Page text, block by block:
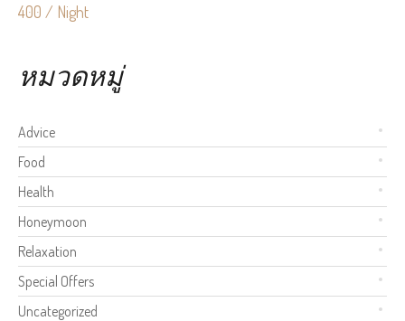
400 / Night
หมวดหมู่
Advice
Food
Health
Honeymoon
Relaxation
Special Offers
Uncategorized